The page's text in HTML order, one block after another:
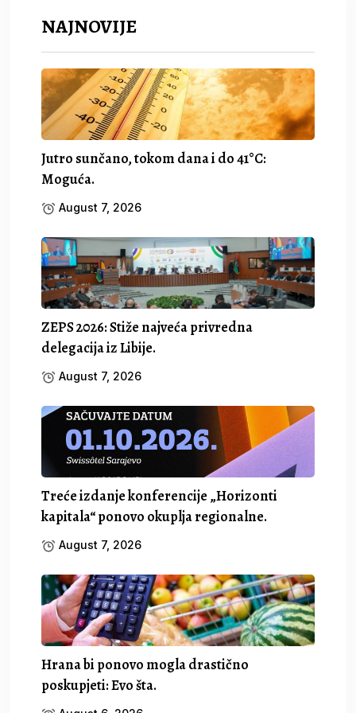
NAJNOVIJE
Jutro sunčano, tokom dana i do 41°C:
Moguća.
August 7, 2026
ZEPS 2026: Stiže najveća privredna
delegacija iz Libije.
August 7, 2026
Treće izdanje konferencije „Horizonti
kapitala“ ponovo okuplja regionalne.
August 7, 2026
Hrana bi ponovo mogla drastično
poskupjeti: Evo šta.